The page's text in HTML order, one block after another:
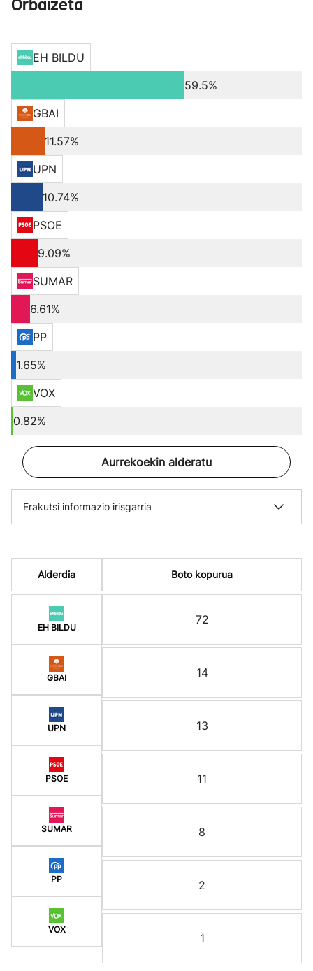
Orbaizeta
EH BILDU
59.5%
GBAI
11.57%
UPN
10.74%
PSOE
9.09%
SUMAR
6.61%
PP
1.65%
VOX
0.82%
Aurrekoekin alderatu
Erakutsi informazio irisgarria
Alderdia
EH BILDU
GBAI
UPN
PSOE
SUMAR
PP
VOX
Boto kopurua
72
14
13
11
8
2
1